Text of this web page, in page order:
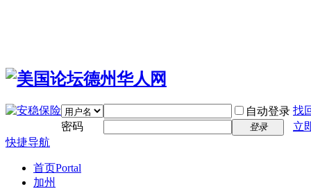
自动登录 找
密码
登录
立
快捷导航
首页Portal
加州